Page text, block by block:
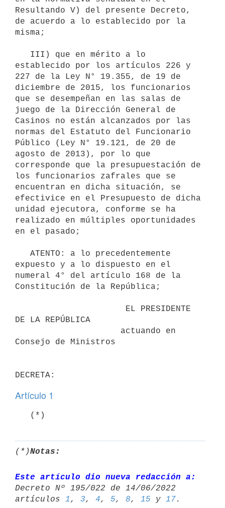
Resultando V) del presente Decreto,
de acuerdo a lo establecido por la
misma;
establecido por los artículos 226 y
227 de la Ley N° 19.355, de 19 de
diciembre de 2015, los funcionarios
que se desempeñan en las salas de
juego de la Dirección General de
Casinos no están alcanzados por las
normas del Estatuto del Funcionario
Público (Ley N° 19.121, de 20 de
agosto de 2013), por lo que
corresponde que la presupuestación de
los funcionarios zafrales que se
encuentran en dicha situación, se
efectivice en el Presupuesto de dicha
unidad ejecutora, conforme se ha
realizado en múltiples oportunidades
en el pasado;
expuesto y a lo dispuesto en el
numeral 4° del artículo 168 de la
Constitución de la República;
DE LA REPÚBLICA
Consejo de Ministros
Artículo 1
   (*)
(*)Notas:
Este artículo dio nueva redacción a:
Decreto Nº 195/022 de 14/06/2022
artículos 1 , 3, 4, 5, 8, 15 y 17